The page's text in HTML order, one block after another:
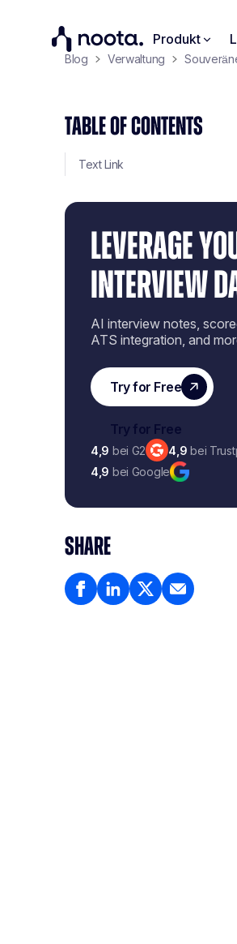
Produkt
Blog Verwaltung
TABLE OF CONTENTS
Text Link
LEVERAGE
INTERVIEW
AI interview notes,
ATS integration, and
4,9 bei G2 4,9 bei
4,9 bei Google
SHARE